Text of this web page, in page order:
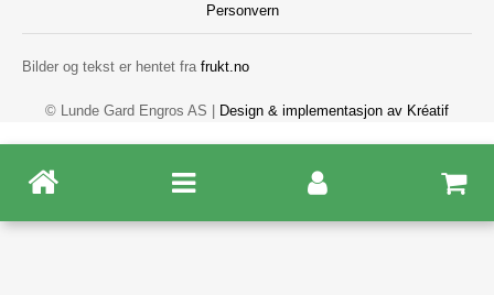
Personvern
Bilder og tekst er hentet fra frukt.no
© Lunde Gard Engros AS | Design & implementasjon av Kréatif